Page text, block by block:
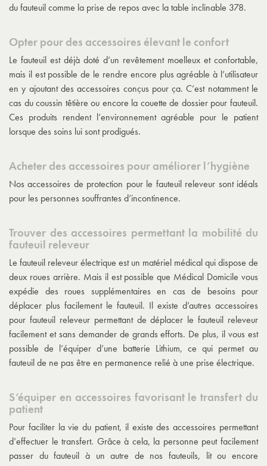
du fauteuil comme la prise de repos avec la table inclinable 378.
Opter pour des accessoires élevant le confort
Le fauteuil est déjà doté d’un revêtement moelleux et confortable,
mais il est possible de le rendre encore plus agréable à l’utilisateur
en y ajoutant des accessoires conçus pour ça. C’est notamment le
cas du coussin têtière ou encore la couette de dossier pour fauteuil.
Ces produits rendent l’environnement agréable pour le patient
lorsque des soins lui sont prodigués.
Acheter des accessoires pour améliorer l’hygiène
Nos accessoires de protection pour le fauteuil releveur sont idéals
pour les personnes souffrantes d’incontinence.
Trouver des accessoires permettant la mobilité du
fauteuil releveur
Le fauteuil releveur électrique est un matériel médical qui dispose de
deux roues arrière. Mais il est possible que Médical Domicile vous
expédie des roues supplémentaires en cas de besoins pour
déplacer plus facilement le fauteuil. Il existe d’autres accessoires
pour fauteuil releveur permettant de déplacer le fauteuil releveur
facilement et sans demander de grands efforts. De plus, il vous est
possible de l’équiper d’une batterie Lithium, ce qui permet au
fauteuil de ne pas être en permanence relié à une prise électrique.
S’équiper en accessoires favorisant le transfert du
patient
Pour faciliter la vie du patient, il existe des accessoires permettant
d’effectuer le transfert. Grâce à cela, la personne peut facilement
passer du fauteuil à un autre de nos fauteuils, lit ou encore